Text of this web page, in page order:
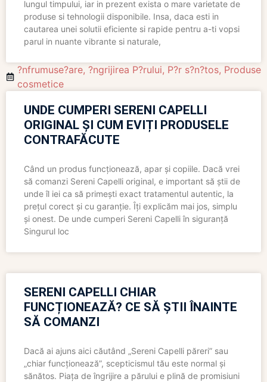
lungul timpului, iar in prezent exista o mare varietate de
produse si tehnologii disponibile. Insa, daca esti in
cautarea unei solutii eficiente si rapide pentru a-ti vopsi
parul in nuante vibrante si naturale,
?nfrumuse?are, ?ngrijirea P?rului, P?r s?n?tos, Produse
cosmetice
UNDE CUMPERI SERENI CAPELLI
ORIGINAL ȘI CUM EVIȚI PRODUSELE
CONTRAFĂCUTE
Când un produs funcționează, apar și copiile. Dacă vrei
să comanzi Sereni Capelli original, e important să știi de
unde îl iei ca să primești exact tratamentul autentic, la
prețul corect și cu garanție. Îți explicăm mai jos, simplu
și onest. De unde cumperi Sereni Capelli în siguranță
Singurul loc
SERENI CAPELLI CHIAR
FUNCȚIONEAZĂ? CE SĂ ȘTII ÎNAINTE
SĂ COMANZI
Dacă ai ajuns aici căutând „Sereni Capelli păreri” sau
„chiar funcționează”, scepticismul tău este normal și
sănătos. Piața de îngrijire a părului e plină de promisiuni